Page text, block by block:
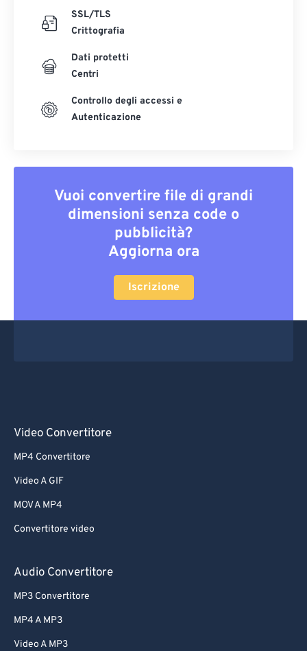
SSL/TLS
Crittografia
Dati protetti
Centri
Controllo degli accessi e
Autenticazione
Vuoi convertire file di grandi
dimensioni senza code o
pubblicità?
Aggiorna ora
Iscrizione
Video Convertitore
MP4 Convertitore
Video A GIF
MOV A MP4
Convertitore video
Audio Convertitore
MP3 Convertitore
MP4 A MP3
Video A MP3